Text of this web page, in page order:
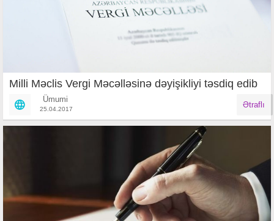
Milli Məclis Vergi Məcəlləsinə dəyişikliyi təsdiq edib
Ümumi
25.04.2017 Ətraflı